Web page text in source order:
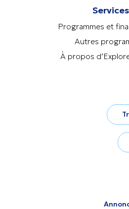
Services
Programmes et
Autres
À propos